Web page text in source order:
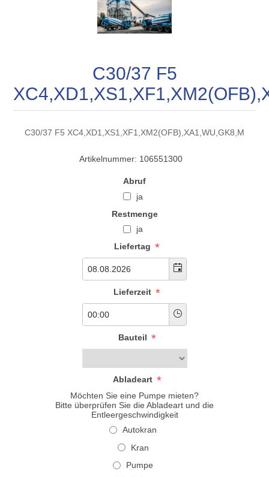
C30/37 F5
C30/37 F5 XC4,XD1,XS1,XF1,XM2(OFB),XA1,WU,GK8,M
Artikelnummer: 106551300
Abruf
ja
Restmenge
ja
Liefertag *
Lieferzeit *
Bauteil *
Abladeart *
Möchten Sie eine Pumpe mieten?
Bitte überprüfen Sie die Abladeart und die
Entleergeschwindigkeit
Autokran
Kran
Pumpe